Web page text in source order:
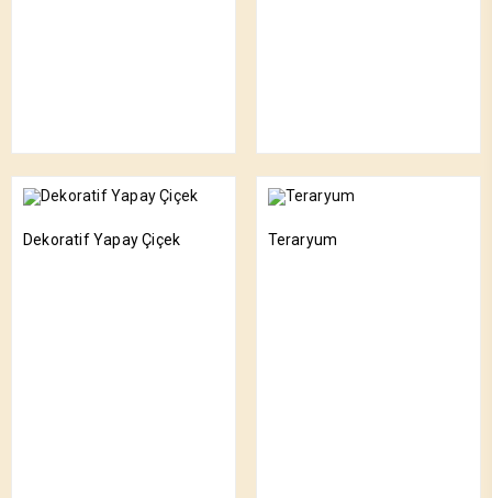
Dekoratif Yapay Çiçek Teraryum